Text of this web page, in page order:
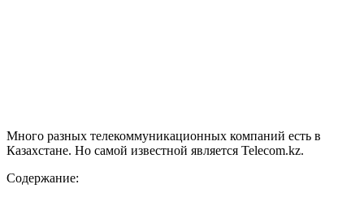
Много разных телекоммуникационных компаний есть в
Казахстане. Но самой известной является Telecom.kz.
Содержание: